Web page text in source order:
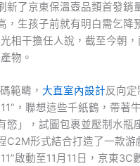
新了京東保溫壺品類首發銷
，生孩子前就有明白需乞降
相干擔任人說，截至今朝
物。
範疇， 大直室內設計反向
，聯想這些千紙鶴，帶著
慾」，試圖包裹並壓制水瓶
C2M形式結合打造了一款游
啟動至11月11日，京東3C